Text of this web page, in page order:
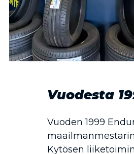
Vuodesta
Vuoden 1999
Kytösen